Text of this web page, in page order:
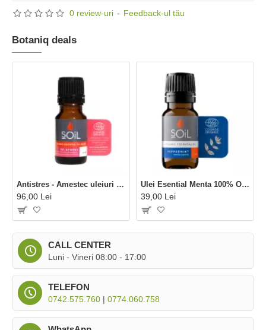
0 review-uri - Feedback-ul tău
CALL CENTER
Luni - Vineri 08:00 - 17:00
TELEFON
0742.575.760 | 0774.060.758
Botaniq deals
Antistres - Amestec uleiuri esentiale 100% Organic (10 ml), SOiL
96,00 Lei
Ulei Esential Menta 100% Organic (10 ml), SOiL
39,00 Lei